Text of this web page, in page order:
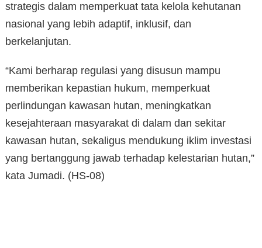
strategis dalam memperkuat tata kelola kehutanan
nasional yang lebih adaptif, inklusif, dan
berkelanjutan.
“Kami berharap regulasi yang disusun mampu
memberikan kepastian hukum, memperkuat
perlindungan kawasan hutan, meningkatkan
kesejahteraan masyarakat di dalam dan sekitar
kawasan hutan, sekaligus mendukung iklim investasi
yang bertanggung jawab terhadap kelestarian hutan,”
kata Jumadi. (HS-08)